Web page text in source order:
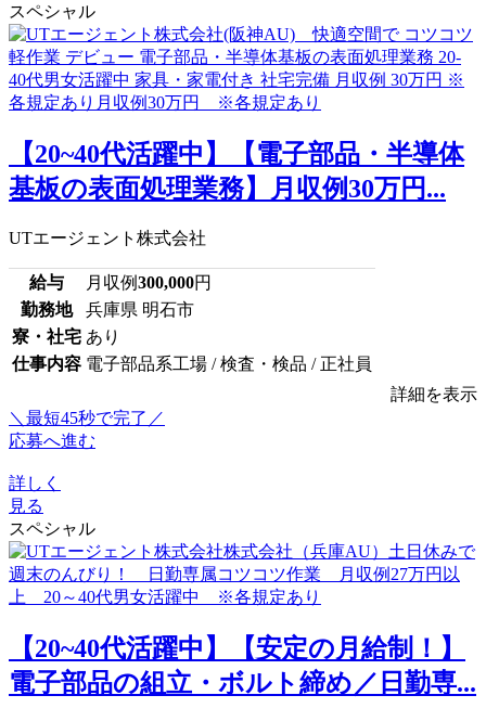
スペシャル
【20~40代活躍中】【電子部品・半導体
基板の表面処理業務】月収例30万円...
UTエージェント株式会社
給与 月収例300,000円
勤務地
兵庫県 明石市
寮・社宅 あり
仕事内容 電子部品系工場 / 検査・検品 / 正社員
詳細を表示
＼最短45秒で完了／
応募へ進む
詳しく
見る
スペシャル
【20~40代活躍中】【安定の月給制！】
電子部品の組立・ボルト締め／日勤専...